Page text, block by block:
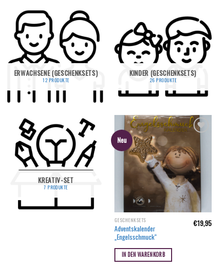
ERWACHSENE (GESCHENKSETS)
12 PRODUKTE
KINDER (GESCHENKSETS)
26 PRODUKTE
KREATIV-SET
7 PRODUKTE
Neu
GESCHENKSETS
Adventskalender
„Engelsschmuck“
€19,95
IN DEN WARENKORB